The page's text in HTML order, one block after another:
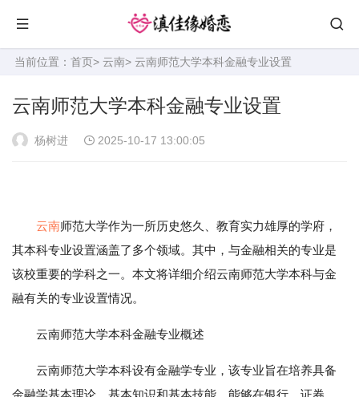
当前位置： 首页> 云南> 云南师范大学本科金融专业设置
云南师范大学本科金融专业设置
杨树进 2025-10-17 13:00:05
云南师范大学作为一所历史悠久、教育实力雄厚的学府，
其本科专业设置涵盖了多个领域。其中，与金融相关的专业是
该校重要的学科之一。本文将详细介绍云南师范大学本科与金
融有关的专业设置情况。
云南师范大学本科金融专业概述
云南师范大学本科设有金融学专业，该专业旨在培养具备
金融学基本理论、基本知识和基本技能，能够在银行、证券、